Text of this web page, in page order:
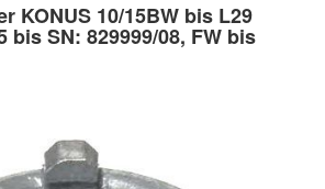
KONUS 10/15BW bis L29
bis SN: 829999/08, FW bis